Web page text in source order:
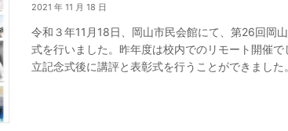
2021 年 11 月 18 日
令和３年11月18日、岡山市民会館にて、第26回岡
式を行いました。昨年度は校内でのリモート開催
立記念式後に講評と表彰式を行うことができまし